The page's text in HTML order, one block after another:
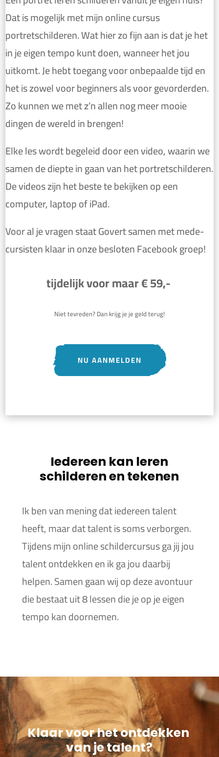
Dat is mogelijk met mijn online cursus
portretschilderen. Wat hier zo fijn aan is dat je het
in je eigen tempo kunt doen, wanneer het jou
uitkomt. Je hebt toegang voor onbepaalde tijd en
het is zowel voor beginners als voor gevorderden.
Zo kunnen we met z’n allen nog meer mooie
dingen de wereld in brengen!
Elke les wordt begeleid door een video, waarin we
samen de diepte in gaan van het portretschilderen.
De videos zijn het beste te bekijken op een
computer, laptop of iPad.
Voor al je vragen staat Govert samen met mede-
cursisten klaar in onze besloten Facebook groep!
tijdelijk voor maar€ 59,-
Niet tevreden? Dan krijg je je geld terug!
NU AANMELDEN
Iedereen kan leren
schilderen en tekenen
Ik ben van mening dat iedereen talent
heeft, maar dat talent is soms verborgen.
Tijdens mijn online schildercursus ga jij jou
talent ontdekken en ik ga jou daarbij
helpen. Samen gaan wij op deze avontuur
die bestaat uit 8 lessen die je op je eigen
tempo kan doornemen.
Klaar voor het ontdekken
van je talent?